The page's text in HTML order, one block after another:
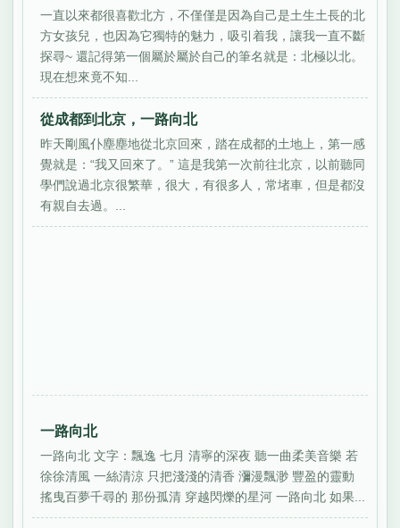
一直以來都很喜歡北方，不僅僅是因為自己是土生土長的北
方女孩兒，也因為它獨特的魅力，吸引着我，讓我一直不斷
探尋~ 還記得第一個屬於屬於自己的筆名就是：北極以北。
現在想來竟不知...
從成都到北京，一路向北
昨天剛風仆塵塵地從北京回來，踏在成都的土地上，第一感
覺就是：“我又回來了。” 這是我第一次前往北京，以前聽同
學們說過北京很繁華，很大，有很多人，常堵車，但是都沒
有親自去過。...
一路向北
一路向北 文字：飄逸 七月 清寧的深夜 聽一曲柔美音樂 若
徐徐清風 一絲清涼 只把淺淺的清香 瀰漫飄渺 豐盈的靈動
搖曳百夢千尋的 那份孤清 穿越閃爍的星河 一路向北 如果...